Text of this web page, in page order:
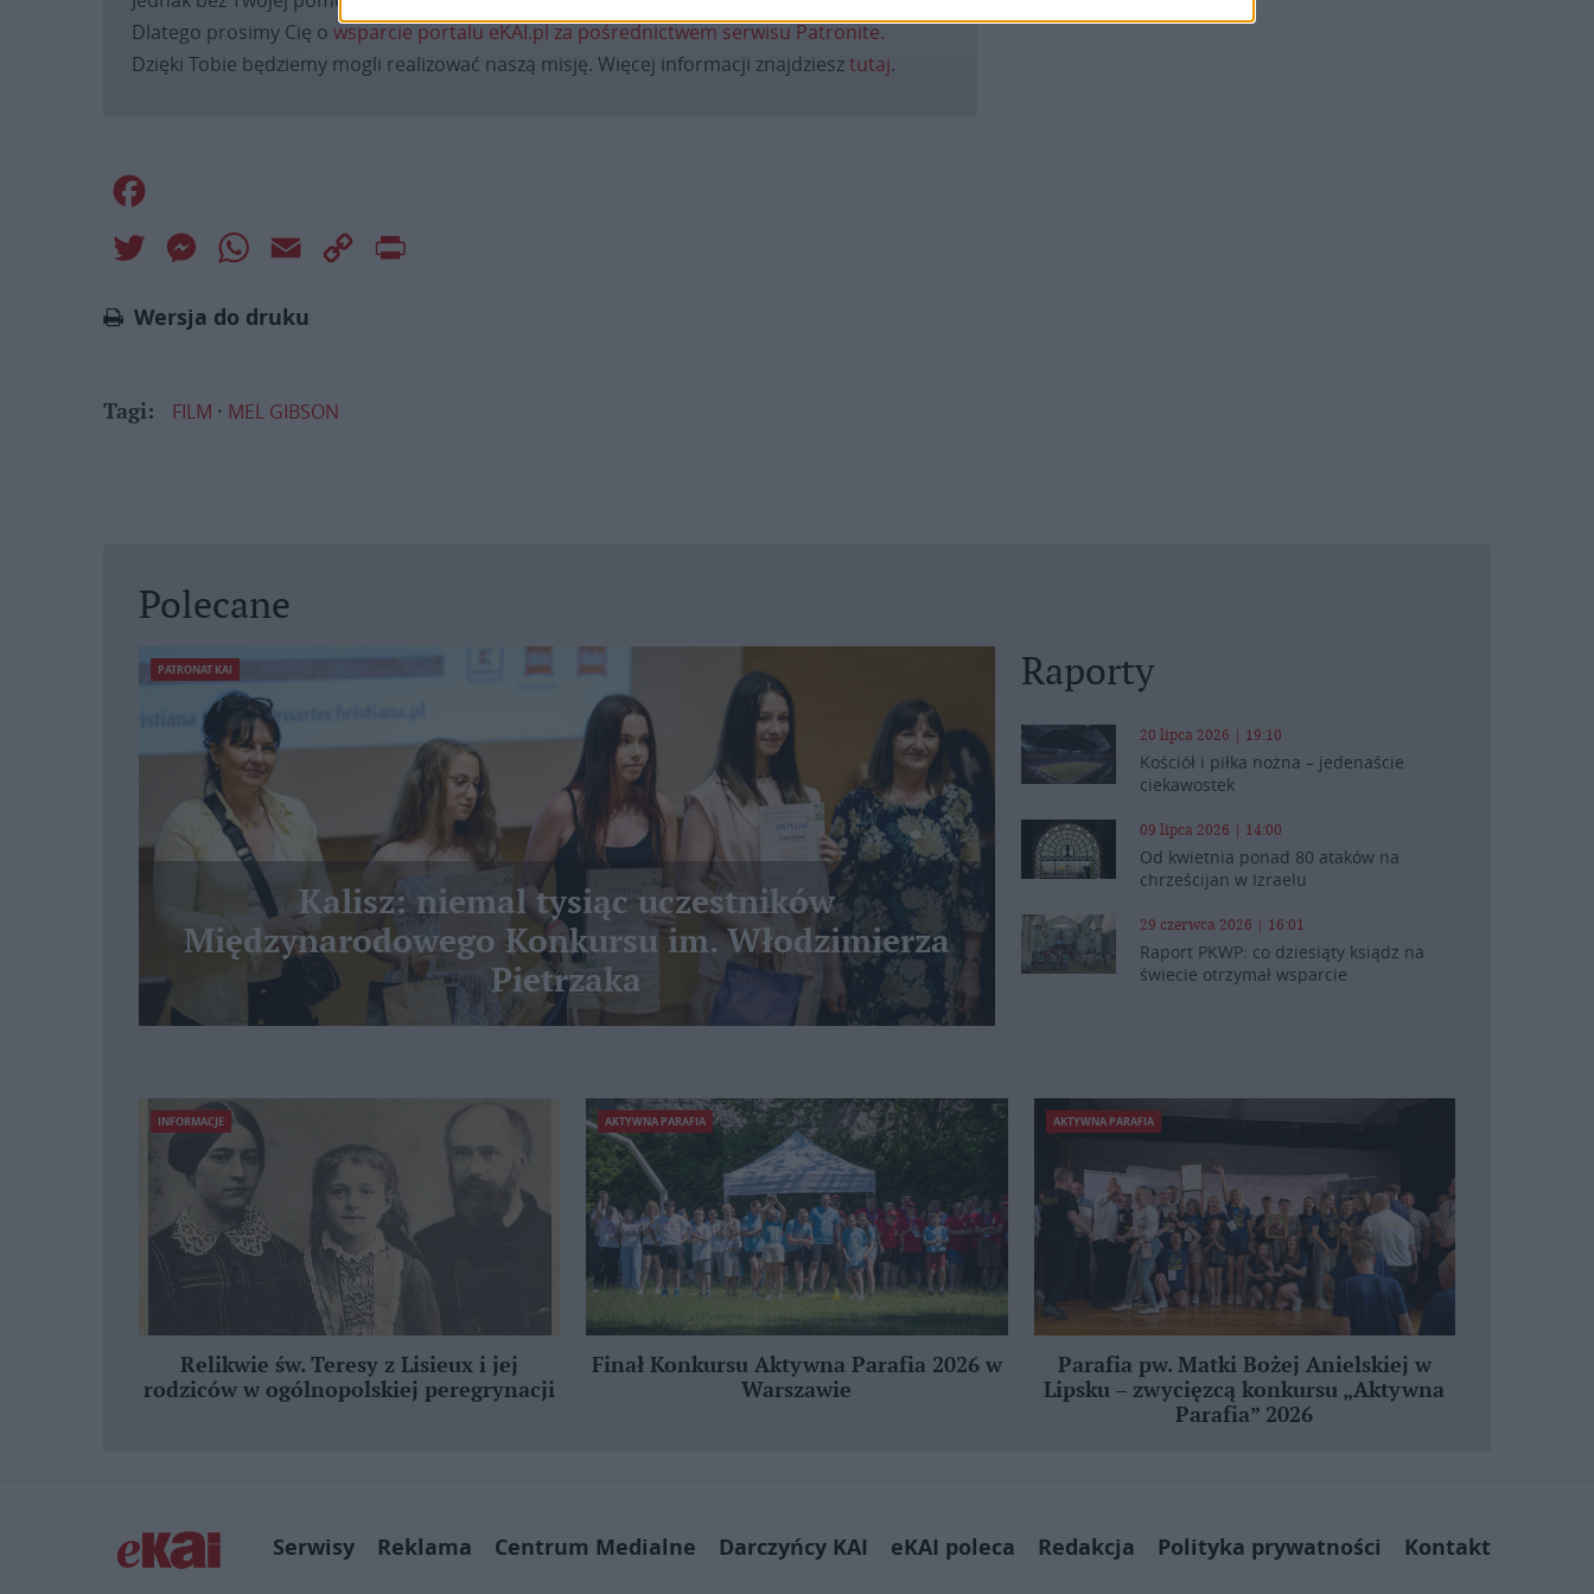
Dlatego prosimy Cię o wsparcie portalu eKAI.pl za pośrednictwem serwisu Patronite.
Dzięki Tobie będziemy mogli realizować naszą misję. Więcej informacji znajdziesztutaj.
Twitter MessengerWhatsApp
Email
Copy
Wersja do druku
Tagi: FILM MEL GIBSON
Polecane
PATRONAT KAI
Kalisz: niemal tysiąc uczestników
Międzynarodowego Konkursu im. Włodzimierza
Pietrzaka
Raporty
20 lipca 2026 | 19:10
Kościół i piłka nożna – jedenaście
ciekawostek
09 lipca 2026 | 14:00
Od kwietnia ponad 80 ataków na
chrześcijan w Izraelu
29 czerwca 2026 | 16:01
Raport PKWP: co dziesiąty ksiądz na
świecie otrzymał wsparcie
INFORMACJE
Relikwie św. Teresy z Lisieux i jej
rodziców w ogólnopolskiej peregrynacji
AKTYWNA PARAFIA
Finał Konkursu Aktywna Parafia 2026 w
Warszawie
AKTYWNA PARAFIA
Parafia pw. Matki Bożej Anielskiej w
Lipsku – zwycięzcą konkursu „Aktywna
Parafia” 2026
Serwisy Reklama Centrum Medialne Darczyńcy KAI eKAI poleca Redakcja Polityka prywatności Kontakt